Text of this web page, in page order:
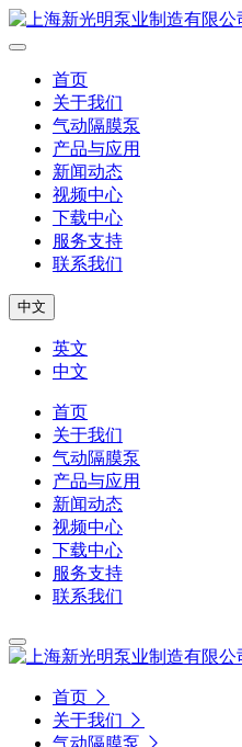
首页
关于我们
气动隔膜泵
产品与应用
新闻动态
视频中心
下载中心
服务支持
联系我们
中文
英文
中文
首页
关于我们
气动隔膜泵
产品与应用
新闻动态
视频中心
下载中心
服务支持
联系我们
首页
关于我们
气动隔膜泵